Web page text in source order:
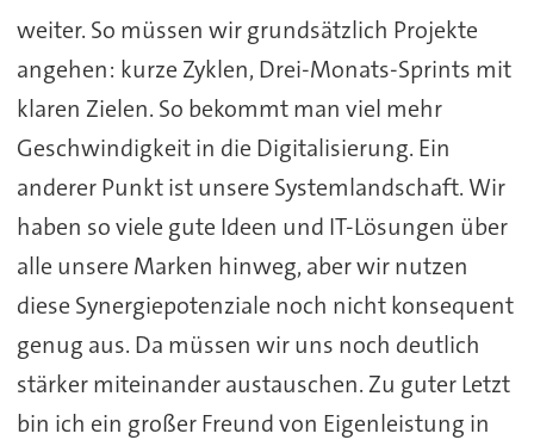
weiter. So müssen wir grundsätzlich Projekte
angehen: kurze Zyklen, Drei-Monats-Sprints mit
klaren Zielen. So bekommt man viel mehr
Geschwindigkeit in die Digitalisierung. Ein
anderer Punkt ist unsere Systemlandschaft. Wir
haben so viele gute Ideen und IT-Lösungen über
alle unsere Marken hinweg, aber wir nutzen
diese Synergiepotenziale noch nicht konsequent
genug aus. Da müssen wir uns noch deutlich
stärker miteinander austauschen. Zu guter Letzt
bin ich ein großer Freund von Eigenleistung in